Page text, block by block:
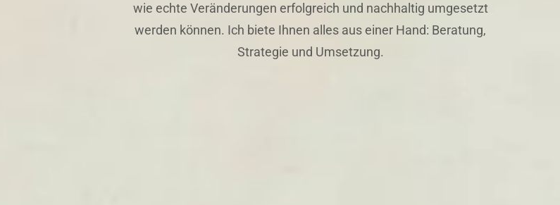
wie echte Veränderungen erfolgreich und nachhaltig umgesetzt
werden können. Ich biete Ihnen alles aus einer Hand: Beratung,
Strategie und Umsetzung.